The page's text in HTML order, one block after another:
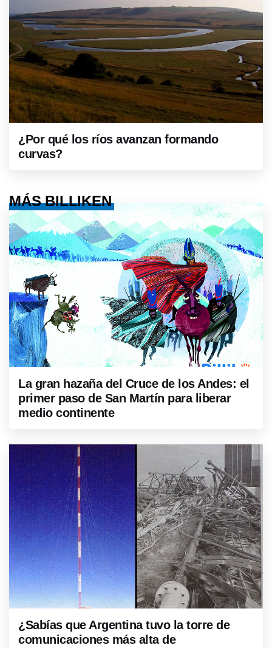
¿Por qué los ríos avanzan formando
curvas?
MÁS BILLIKEN
La gran hazaña del Cruce de los Andes: el
primer paso de San Martín para liberar
medio continente
¿Sabías que Argentina tuvo la torre de
comunicaciones más alta de